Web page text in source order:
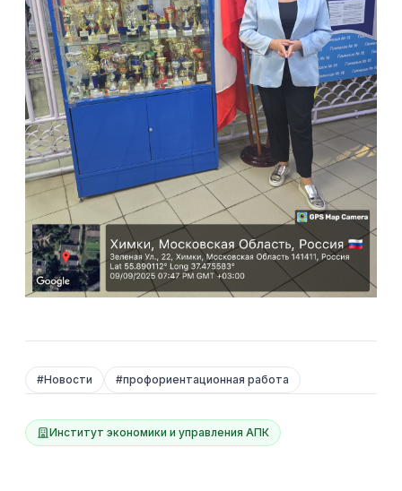
#Новости #профориентационная работа
Институт экономики и управления АПК